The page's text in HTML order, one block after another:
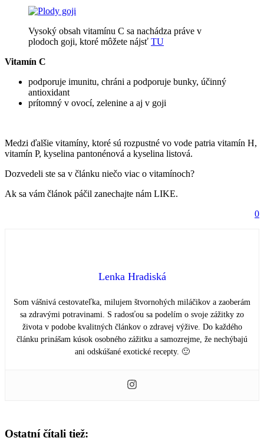
Vysoký obsah vitamínu C sa nachádza práve v
plodoch goji, ktoré môžete nájsť TU
Vitamín C
podporuje imunitu, chráni a podporuje bunky, účinný
antioxidant
prítomný v ovocí, zelenine a aj v goji
Medzi ďalšie vitamíny, ktoré sú rozpustné vo vode patria vitamín H,
vitamín P, kyselina pantonénová a kyselina listová.
Dozvedeli ste sa v článku niečo viac o vitamínoch?
Ak sa vám článok páčil zanechajte nám LIKE.
0
Lenka Hradiská
Som vášnivá cestovateľka, milujem štvornohých miláčikov a zaoberám
sa zdravými potravinami. S radosťou sa podelím o svoje zážitky zo
života v podobe kvalitných článkov o zdravej výžive. Do každého
článku prinášam kúsok osobného zážitku a samozrejme, že nechýbajú
ani odskúšané exotické recepty. 🙂
Ostatní čítali tiež: